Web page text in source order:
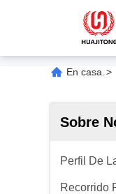
En casa. >
Sobre
Perfil De
Recorrido